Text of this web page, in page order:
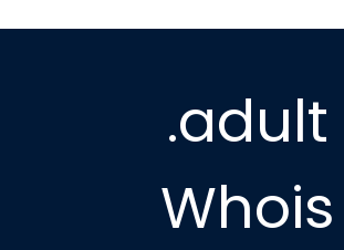
.adult
Whois